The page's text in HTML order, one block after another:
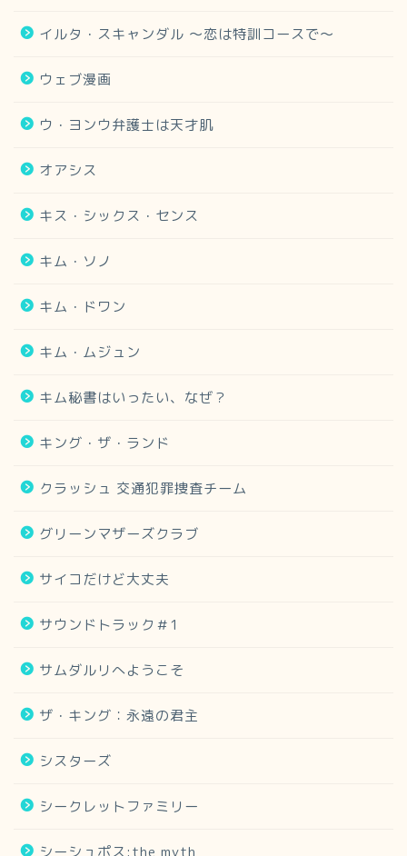
イルタ・スキャンダル 〜恋は特訓コースで〜
ウェブ漫画
ウ・ヨンウ弁護士は天才肌
オアシス
キス・シックス・センス
キム・ソノ
キム・ドワン
キム・ムジュン
キム秘書はいったい、なぜ？
キング・ザ・ランド
クラッシュ 交通犯罪捜査チーム
グリーンマザーズクラブ
サイコだけど大丈夫
サウンドトラック＃1
サムダルリへようこそ
ザ・キング：永遠の君主
シスターズ
シークレットファミリー